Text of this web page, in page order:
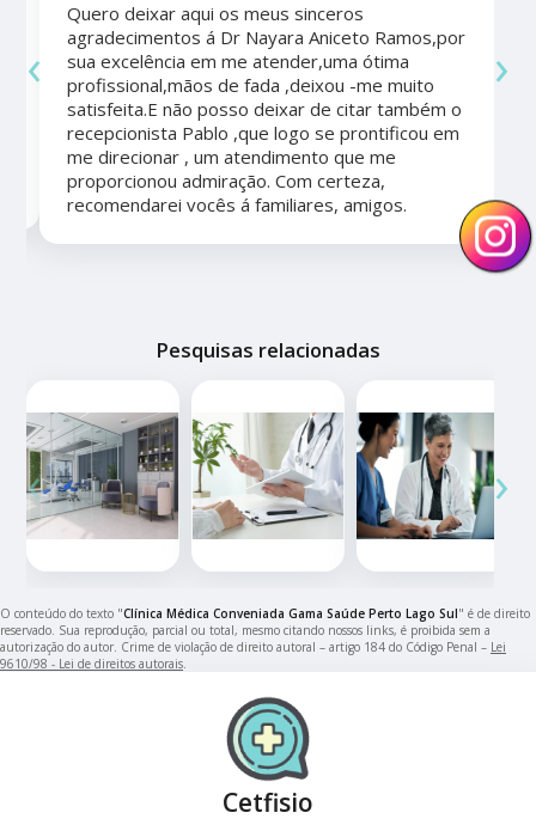
Quero deixar aqui os meus sinceros
agradecimentos á Dr Nayara Aniceto Ramos,por
sua excelência em me atender,uma ótima
profissional,mãos de fada ,deixou -me muito
satisfeita.E não posso deixar de citar também o
recepcionista Pablo ,que logo se prontificou em
me direcionar , um atendimento que me
proporcionou admiração. Com certeza,
recomendarei vocês á familiares, amigos.
‹ ›
Pesquisas relacionadas
‹ ›
O conteúdo do texto "Clínica Médica Conveniada Gama Saúde Perto Lago Sul" é de direito
reservado. Sua reprodução, parcial ou total, mesmo citando nossos links, é proibida sem a
autorização do autor. Crime de violação de direito autoral – artigo 184 do Código Penal – Lei
9610/98 - Lei de direitos autorais.
Cetfisio